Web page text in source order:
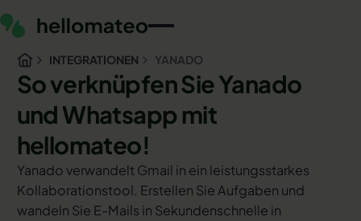
INTEGRATIONEN YANADO
So verknüpfen Sie Yanado
und Whatsapp mit
hellomateo!
Yanado verwandelt Gmail in ein leistungsstarkes
Kollaborationstool. Erstellen Sie Aufgaben und
wandeln Sie E-Mails in Sekundenschnelle in